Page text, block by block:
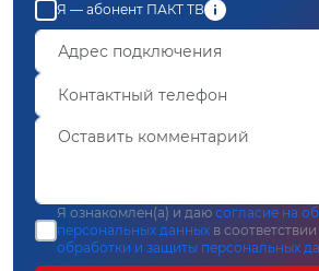
Я — абонент ПАКТ ТВ
Я ознакомлен(а) и даю согласие на
персональных данных в соответствии
обработки и защиты персональных